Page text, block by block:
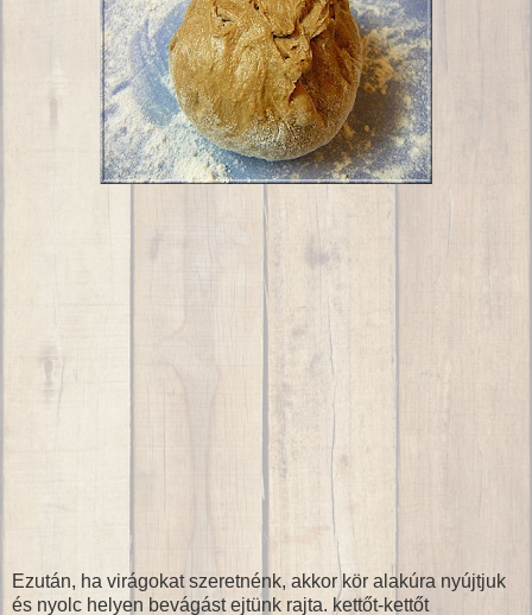
Ezután, ha virágokat szeretnénk, akkor kör alakúra nyújtjuk
és nyolc helyen bevágást ejtünk rajta. kettőt-kettőt